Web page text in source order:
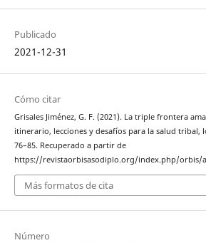
Publicado
2021-12-31
Cómo citar
Grisales Jiménez, G. F. (2021). La triple frontera
itinerario, lecciones y desafíos para la salud tribal,
76–85. Recuperado a partir de
https://revistaorbisasodiplo.org/index.php/orbis/
Más formatos de cita
Número